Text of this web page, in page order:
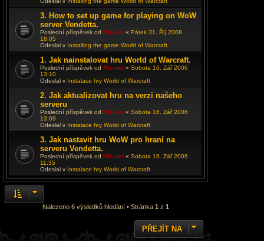
3. How to set up game for playing on WoW
server Vendetta.
Poslední příspěvek od Mic-net « Pátek 31. Říj 2008
18:05
Odeslal v Installing the game World of Warcraft
1. Jak nainstalovat hru World of Warcraft.
Poslední příspěvek od Mic-net « Sobota 16. Zář 2006
13:10
Odeslal v Instalace hry World of Warcraft
2. Jak aktualizovat hru na verzi našeho
serveru
Poslední příspěvek od Mic-net « Sobota 16. Zář 2006
13:09
Odeslal v Instalace hry World of Warcraft
3. Jak nastavit hru WoW pro hraní na
serveru Vendetta.
Poslední příspěvek od Mic-net « Sobota 16. Zář 2006
11:35
Odeslal v Instalace hry World of Warcraft
Nalezeno 6 výsledků hledání • Stránka 1 z 1
PŘEJÍT NA